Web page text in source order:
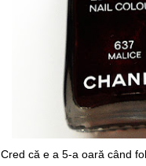
Cred că e a 5-a oară când